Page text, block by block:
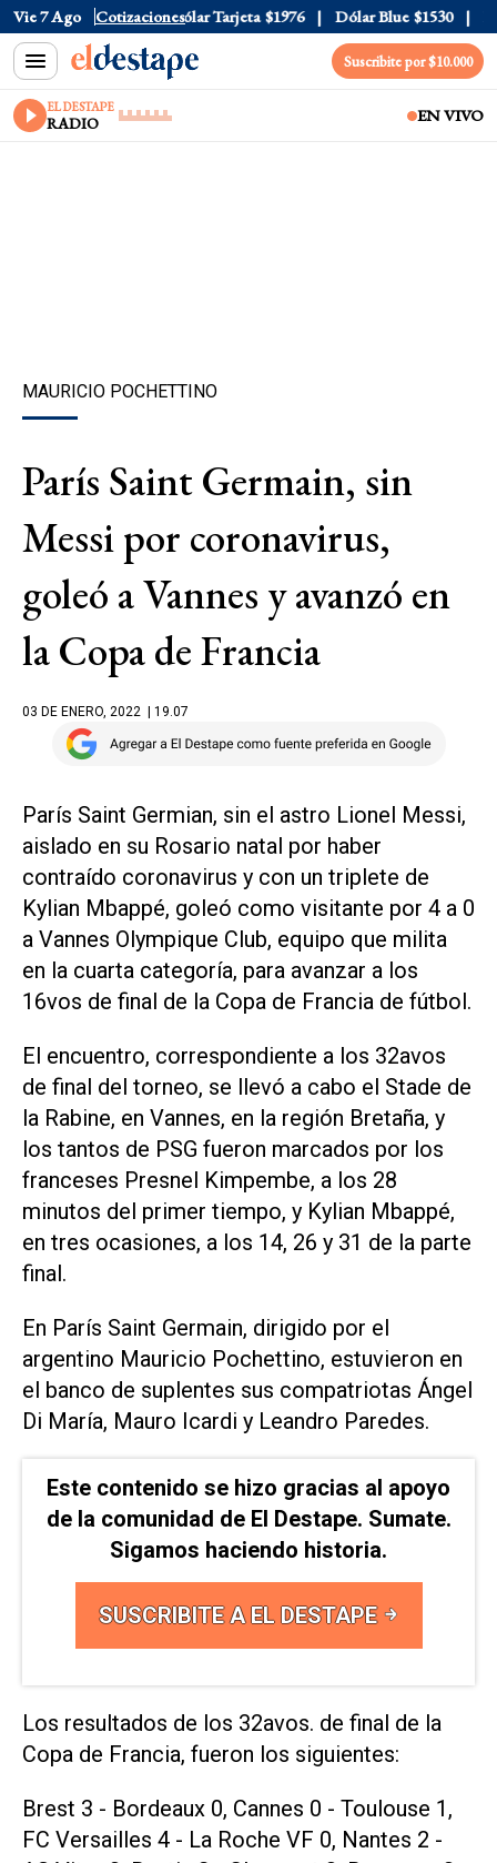
Vie 7 Ago Cotizaciones
Oficial $1520 Dólar Tarjeta $1976 Dólar Blue $1530
Suscribite por $10.000
EL DESTAPE
RADIO EN VIVO
MAURICIO POCHETTINO
París Saint Germain, sin
Messi por coronavirus,
goleó a Vannes y avanzó en
la Copa de Francia
03 DE ENERO, 2022 | 19.07
París Saint Germian, sin el astro Lionel Messi,
aislado en su Rosario natal por haber
contraído coronavirus y con un triplete de
Kylian Mbappé, goleó como visitante por 4 a 0
a Vannes Olympique Club, equipo que milita
en la cuarta categoría, para avanzar a los
16vos de final de la Copa de Francia de fútbol.
El encuentro, correspondiente a los 32avos
de final del torneo, se llevó a cabo el Stade de
la Rabine, en Vannes, en la región Bretaña, y
los tantos de PSG fueron marcados por los
franceses Presnel Kimpembe, a los 28
minutos del primer tiempo, y Kylian Mbappé,
en tres ocasiones, a los 14, 26 y 31 de la parte
final.
En París Saint Germain, dirigido por el
argentino Mauricio Pochettino, estuvieron en
el banco de suplentes sus compatriotas Ángel
Di María, Mauro Icardi y Leandro Paredes.
Este contenido se hizo gracias al apoyo
de la comunidad de El Destape. Sumate.
Sigamos haciendo historia.
SUSCRIBITE A EL DESTAPE
Los resultados de los 32avos. de final de la
Copa de Francia, fueron los siguientes:
Brest 3 - Bordeaux 0, Cannes 0 - Toulouse 1,
FC Versailles 4 - La Roche VF 0, Nantes 2 -